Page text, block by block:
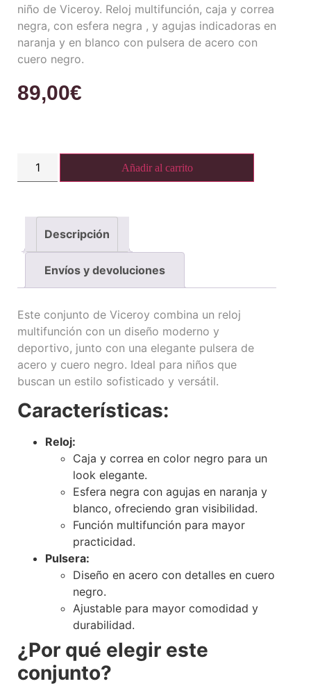
niño de Viceroy. Reloj multifunción, caja y correa
negra, con esfera negra , y agujas indicadoras en
naranja y en blanco con pulsera de acero con
cuero negro.
89,00€
Añadir al carrito
Descripción
Envíos y devoluciones
Este conjunto de Viceroy combina un reloj
multifunción con un diseño moderno y
deportivo, junto con una elegante pulsera de
acero y cuero negro. Ideal para niños que
buscan un estilo sofisticado y versátil.
Características:
Reloj:
Caja y correa en color negro para un
look elegante.
Esfera negra con agujas en naranja y
blanco, ofreciendo gran visibilidad.
Función multifunción para mayor
practicidad.
Pulsera:
Diseño en acero con detalles en cuero
negro.
Ajustable para mayor comodidad y
durabilidad.
¿Por qué elegir este
conjunto?